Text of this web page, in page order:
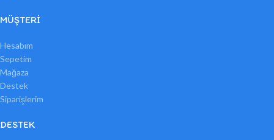
MÜŞTERI
Hesabım
Sepetim
Mağaza
Destek
Siparişlerim
DESTEK